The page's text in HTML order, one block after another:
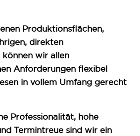
Produktionsflächen,
direkten
wir allen
Anforderungen flexibel
in vollem Umfang gerecht
Professionalität, hohe
Termintreue sind wir ein